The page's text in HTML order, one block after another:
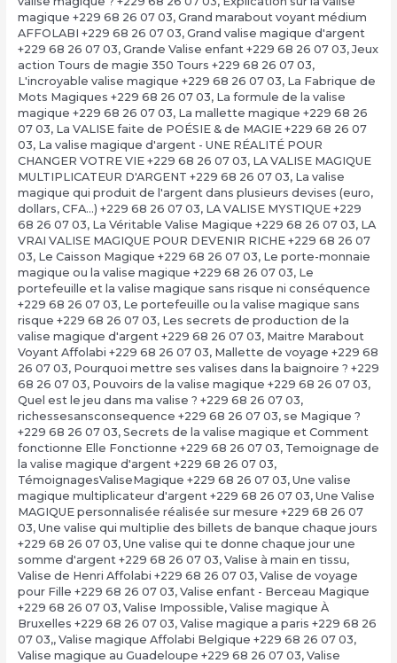
magique +229 68 26 07 03, Grand marabout voyant médium
AFFOLABI +229 68 26 07 03, Grand valise magique d'argent
+229 68 26 07 03, Grande Valise enfant +229 68 26 07 03, Jeux
action Tours de magie 350 Tours +229 68 26 07 03,
L'incroyable valise magique +229 68 26 07 03, La Fabrique de
Mots Magiques +229 68 26 07 03, La formule de la valise
magique +229 68 26 07 03, La mallette magique +229 68 26
07 03, La VALISE faite de POÉSIE & de MAGIE +229 68 26 07
03, La valise magique d'argent - UNE RÉALITÉ POUR
CHANGER VOTRE VIE +229 68 26 07 03, LA VALISE MAGIQUE
MULTIPLICATEUR D'ARGENT +229 68 26 07 03, La valise
magique qui produit de l'argent dans plusieurs devises (euro,
dollars, CFA…) +229 68 26 07 03, LA VALISE MYSTIQUE +229
68 26 07 03, La Véritable Valise Magique +229 68 26 07 03, LA
VRAI VALISE MAGIQUE POUR DEVENIR RICHE +229 68 26 07
03, Le Caisson Magique +229 68 26 07 03, Le porte-monnaie
magique ou la valise magique +229 68 26 07 03, Le
portefeuille et la valise magique sans risque ni conséquence
+229 68 26 07 03, Le portefeuille ou la valise magique sans
risque +229 68 26 07 03, Les secrets de production de la
valise magique d'argent +229 68 26 07 03, Maitre Marabout
Voyant Affolabi +229 68 26 07 03, Mallette de voyage +229 68
26 07 03, Pourquoi mettre ses valises dans la baignoire ? +229
68 26 07 03, Pouvoirs de la valise magique +229 68 26 07 03,
Quel est le jeu dans ma valise ? +229 68 26 07 03,
richessesansconsequence +229 68 26 07 03, se Magique ?
+229 68 26 07 03, Secrets de la valise magique et Comment
fonctionne Elle Fonctionne +229 68 26 07 03, Temoignage de
la valise magique d'argent +229 68 26 07 03,
TémoignagesValiseMagique +229 68 26 07 03, Une valise
magique multiplicateur d'argent +229 68 26 07 03, Une Valise
MAGIQUE personnalisée réalisée sur mesure +229 68 26 07
03, Une valise qui multiplie des billets de banque chaque jours
+229 68 26 07 03, Une valise qui te donne chaque jour une
somme d'argent +229 68 26 07 03, Valise à main en tissu,
Valise de Henri Affolabi +229 68 26 07 03, Valise de voyage
pour Fille +229 68 26 07 03, Valise enfant - Berceau Magique
+229 68 26 07 03, Valise Impossible, Valise magique À
Bruxelles +229 68 26 07 03, Valise magique a paris +229 68 26
07 03,, Valise magique Affolabi Belgique +229 68 26 07 03,
Valise magique au Guadeloupe +229 68 26 07 03, Valise